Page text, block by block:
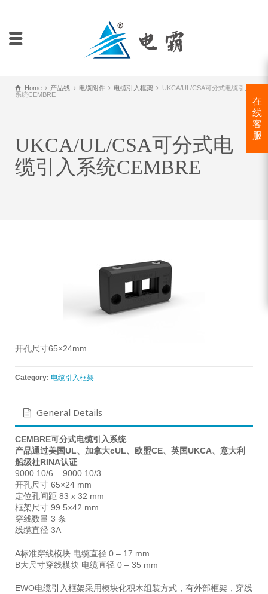
Home 产品线 电缆附件 电缆引入框架
UKCA/UL/CSA可分式电缆引入
系统CEMBRE
UKCA/UL/CSA可分式电
缆引入系统CEMBRE
开孔尺寸65×24mm
Category: 电缆引入框架
General Details
CEMBRE可分式电缆引入系统
产品通过美国UL、加拿大cUL、欧盟CE、英国UKCA、意大利
船级社RINA认证
9000.10/6 – 9000.10/3
开孔尺寸 65×24 mm
定位孔间距 83 x 32 mm
框架尺寸 99.5×42 mm
穿线数量 3 条
线缆直径 3A
A标准穿线模块 电缆直径 0 – 17 mm
B大尺寸穿线模块 电缆直径 0 – 35 mm
EWO电缆引入框架采用模块化积木组装方式，有外部框架，穿线
在
线
客
服